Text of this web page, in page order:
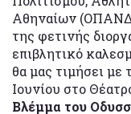
Αθηναίων
της φετινής
επιβλητικό
θα μας τιμήσει με
Ιουνίου στο
Βλέμμα του